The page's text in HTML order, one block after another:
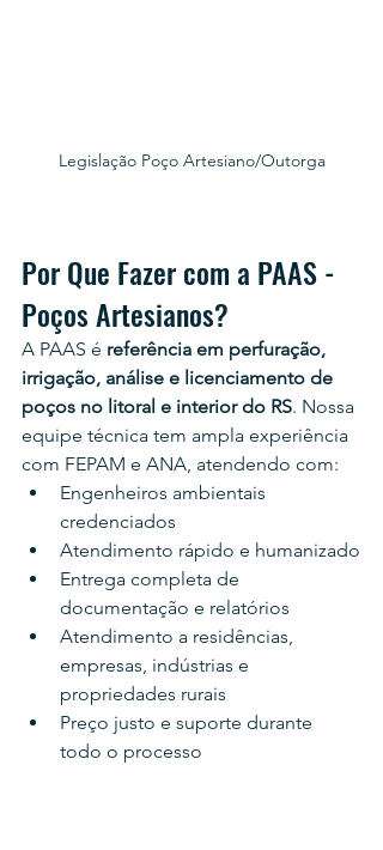
Legislação Poço Artesiano/Outorga
Por Que Fazer com a PAAS -
Poços Artesianos?
A PAAS é referência em perfuração,
irrigação, análise e licenciamento de
poços no litoral e interior do RS. Nossa
equipe técnica tem ampla experiência
com FEPAM e ANA, atendendo com:
Engenheiros ambientais
credenciados
Atendimento rápido e humanizado
Entrega completa de
documentação e relatórios
Atendimento a residências,
empresas, indústrias e
propriedades rurais
Preço justo e suporte durante
todo o processo